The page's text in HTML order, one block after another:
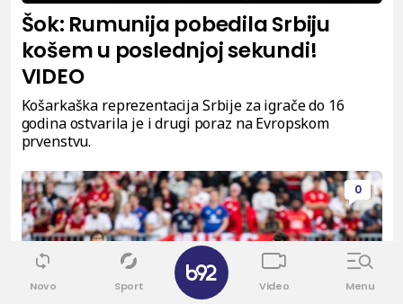
Šok: Rumunija pobedila Srbiju
košem u poslednjoj sekundi!
VIDEO
Košarkaška reprezentacija Srbije za igrače do 16
godina ostvarila je i drugi poraz na Evropskom
prvenstvu.
0
Novo Sport Video Menu
✕